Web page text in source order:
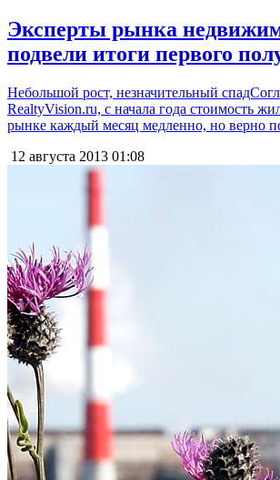
Эксперты рынка
подвели итоги первого
Небольшой рост, незначительный
RealtyVision.ru, с начала года стоимость
рынке каждый месяц медленно, но верно
12 августа 2013 01:08